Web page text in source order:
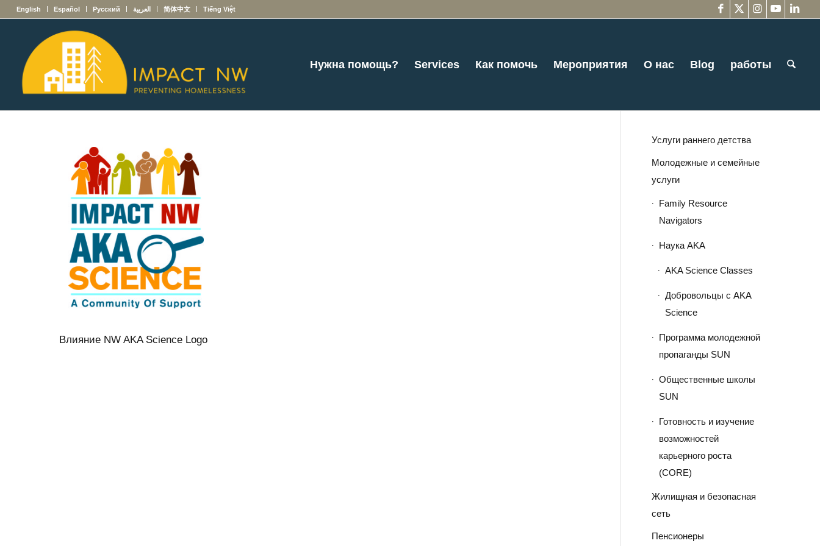
English Español Русский العربية 简体中文 Tiếng Việt
Нужна помощь? Services Как помочь Мероприятия О нас Blog работы
Влияние NW AKA Science Logo
Услуги раннего детства
Молодежные и семейные
услуги
Family Resource
Navigators
Наука AKA
AKA Science Classes
Добровольцы с AKA
Science
Программа молодежной
пропаганды SUN
Общественные школы
SUN
Готовность и изучение
возможностей
карьерного роста
(CORE)
Жилищная и безопасная
сеть
Пенсионеры